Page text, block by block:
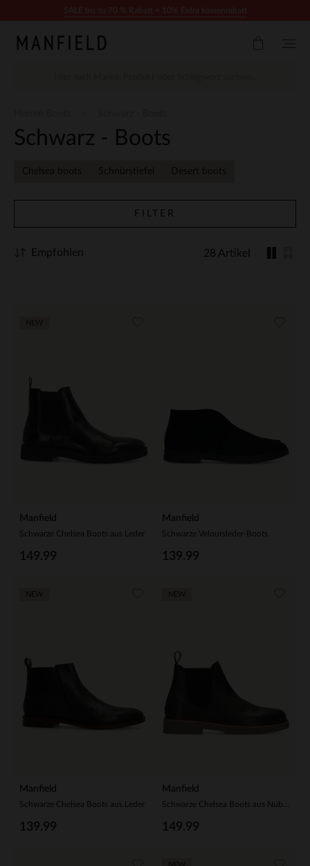
Schwarz - Boots
Chelsea boots Schnürstiefel Desert boots
FILTER
28 Artikel
Empfohlen
Manfield
Schwarze Chelsea Boots aus Leder
149.99
Manfield
Schwarze Veloursleder-Boots
139.99
Manfield
Schwarze Chelsea Boots aus Leder
139.99
Manfield
149.99